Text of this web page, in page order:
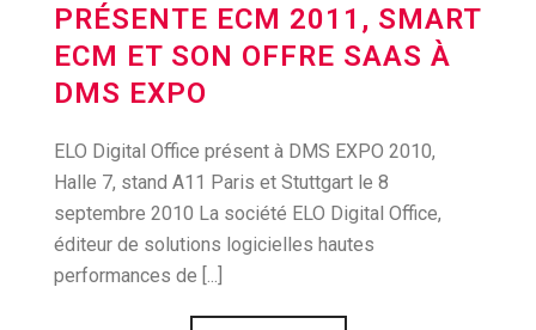
PRÉSENTE ECM 2011, SMART
ECM ET SON OFFRE SAAS À
DMS EXPO
ELO Digital Office présent à DMS EXPO 2010,
Halle 7, stand A11 Paris et Stuttgart le 8
septembre 2010 La société ELO Digital Office,
éditeur de solutions logicielles hautes
performances de [...]